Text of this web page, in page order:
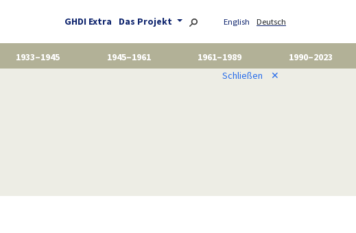
GHDI Extra Das Projekt English Deutsch
1933–1945 1945–1961 1961–1989
1990–2023
Schließen ✕